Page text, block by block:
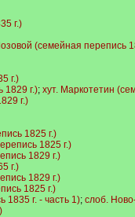
г.)
(семейная перепись
г.)
1829 г.); хут. Маркотетин
г.)
1825 г.)
1825 г.)
1829 г.)
г.)
1829 г.)
1825 г.)
1835 г. - часть 1); слоб.